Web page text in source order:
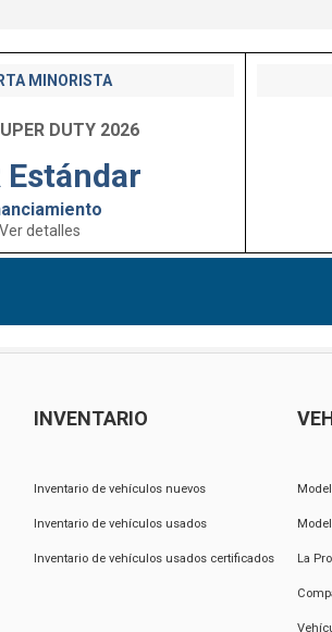
MINORISTA
DUTY 2026
Estándar
Ver detalles
INVENTARIO
Inventario de vehículos nuevos
Inventario de vehículos usados
Inventario de vehículos usados ​​certificados La